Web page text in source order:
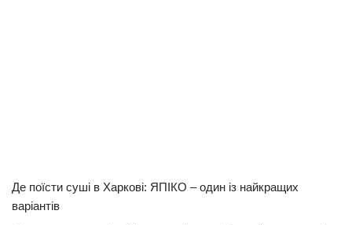
Де поїсти суші в Харкові: ЯПІКО – один із найкращих
варіантів